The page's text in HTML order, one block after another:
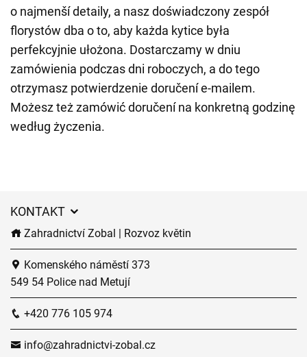
o najmenší detaily, a nasz doświadczony zespół
florystów dba o to, aby każda kytice była
perfekcyjnie ułożona. Dostarczamy w dniu
zamówienia podczas dni roboczych, a do tego
otrzymasz potwierdzenie doručení e-mailem.
Możesz też zamówić doručení na konkretną godzinę
według życzenia.
KONTAKT
Zahradnictví Zobal | Rozvoz květin
Komenského náměstí 373
549 54 Police nad Metují
+420 776 105 974
info@zahradnictvi-zobal.cz